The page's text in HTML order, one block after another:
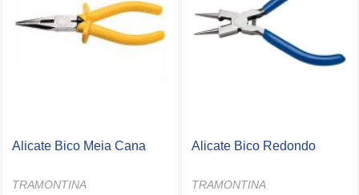
Alicate Bico Meia Cana
TRAMONTINA
Alicate Bico Redondo
TRAMONTINA